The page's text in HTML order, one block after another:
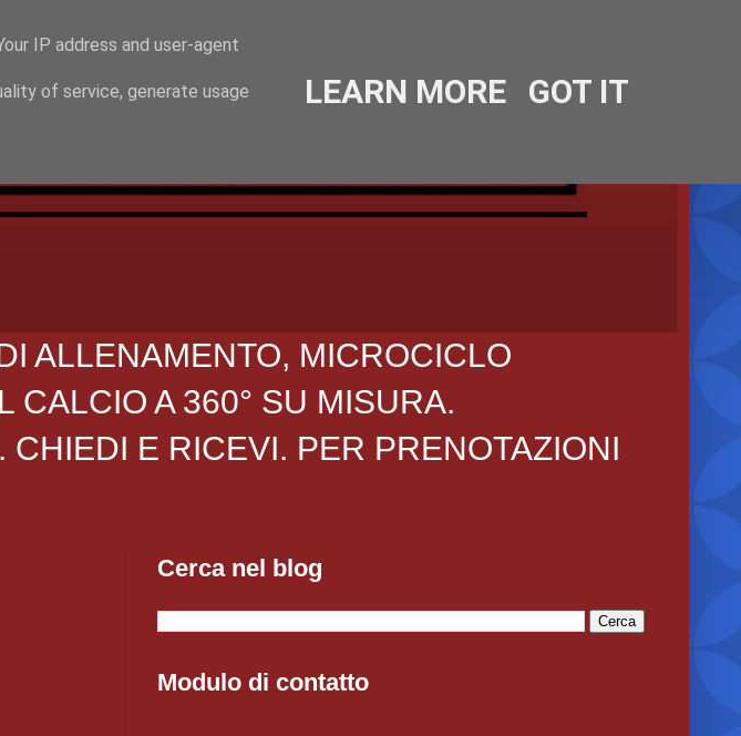
ALLENAMENTO, MICROCICLO
CALCIO A 360° SU MISURA.
E RICEVI. PER PRENOTAZIONI
Cerca nel blog
Modulo di contatto
IP address and user-agent
of service, generate usage LEARN MORE GOT IT